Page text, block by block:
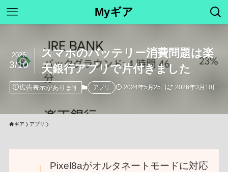
Myギア
スマホのバッテリー消費問題は楽
天銀行アプリで片付きました
2026
3/10
広告表示があります アプリ 2024年5月25日 2026年3月10日
ギア アプリ
Pixel8aがオルタネートモードに対応